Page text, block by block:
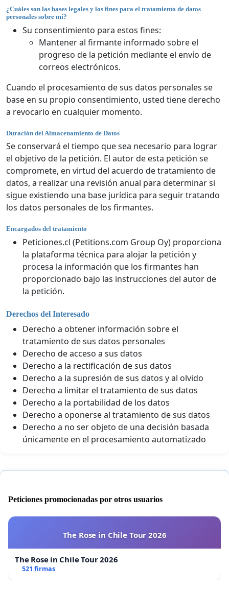
¿Cuáles son las bases legales y los fines para el tratamiento de datos
personales sobre mí?
Su consentimiento para estos fines:
Mantener al firmante informado sobre el
progreso de la petición mediante el envío de
correos electrónicos.
Cuando el procesamiento de sus datos personales se
base en su propio consentimiento, usted tiene derecho
a revocarlo en cualquier momento.
Duración del Almacenamiento de Datos
Se conservará el tiempo que sea necesario para lograr
el objetivo de la petición. El autor de esta petición se
compromete, en virtud del acuerdo de tratamiento de
datos, a realizar una revisión anual para determinar si
sigue existiendo una base jurídica para seguir tratando
los datos personales de los firmantes.
Encargados del tratamiento
Peticiones.cl (Petitions.com Group Oy) proporciona
la plataforma técnica para alojar la petición y
procesa la información que los firmantes han
proporcionado bajo las instrucciones del autor de
la petición.
Derechos del Interesado
Derecho a obtener información sobre el
tratamiento de sus datos personales
Derecho de acceso a sus datos
Derecho a la rectificación de sus datos
Derecho a la supresión de sus datos y al olvido
Derecho a limitar el tratamiento de sus datos
Derecho a la portabilidad de los datos
Derecho a oponerse al tratamiento de sus datos
Derecho a no ser objeto de una decisión basada
únicamente en el procesamiento automatizado
Peticiones promocionadas por otros usuarios
The Rose in Chile Tour 2026
The Rose in Chile Tour 2026
521 firmas